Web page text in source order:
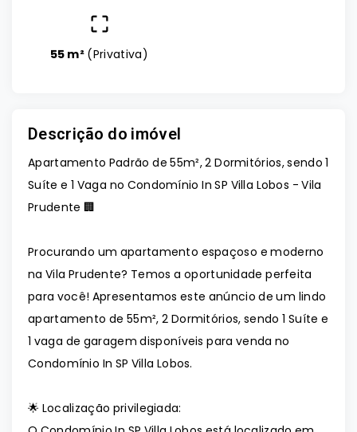
55 m² (Privativa)
Descrição do imóvel
Apartamento Padrão de 55m², 2 Dormitórios, sendo 1
Suíte e 1 Vaga no Condomínio In SP Villa Lobos - Vila
Prudente 🏢
Procurando um apartamento espaçoso e moderno
na Vila Prudente? Temos a oportunidade perfeita
para você! Apresentamos este anúncio de um lindo
apartamento de 55m², 2 Dormitórios, sendo 1 Suíte e
1 vaga de garagem disponíveis para venda no
Condomínio In SP Villa Lobos.
🌟 Localização privilegiada: